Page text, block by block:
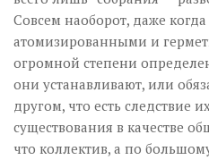
Совсем наоборот, даже
атомизированными и
огромной степени
они устанавливают, или
другом, что есть следствие
существования в качестве
что коллектив, а по